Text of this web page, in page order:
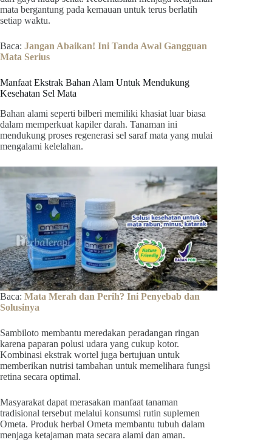
mata bergantung pada kemauan untuk terus berlatih
setiap waktu.
Baca: Jangan Abaikan! Ini Tanda Awal Gangguan
Mata Serius
Manfaat Ekstrak Bahan Alam Untuk Mendukung
Kesehatan Sel Mata
Bahan alami seperti bilberi memiliki khasiat luar biasa
dalam memperkuat kapiler darah. Tanaman ini
mendukung proses regenerasi sel saraf mata yang mulai
mengalami kelelahan.
Baca: Mata Merah dan Perih? Ini Penyebab dan
Solusinya
Sambiloto membantu meredakan peradangan ringan
karena paparan polusi udara yang cukup kotor.
Kombinasi ekstrak wortel juga bertujuan untuk
memberikan nutrisi tambahan untuk memelihara fungsi
retina secara optimal.
Masyarakat dapat merasakan manfaat tanaman
tradisional tersebut melalui konsumsi rutin suplemen
Ometa. Produk herbal Ometa membantu tubuh dalam
menjaga ketajaman mata secara alami dan aman.